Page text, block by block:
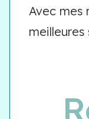
Avec mes
meilleures